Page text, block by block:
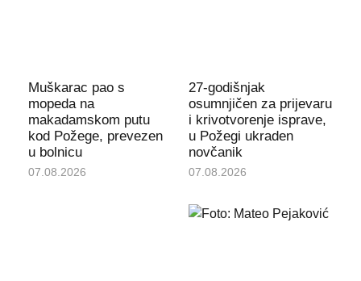
Muškarac pao s
mopeda na
makadamskom putu
kod Požege, prevezen
u bolnicu
07.08.2026
27-godišnjak
osumnjičen za prijevaru
i krivotvorenje isprave,
u Požegi ukraden
novčanik
07.08.2026